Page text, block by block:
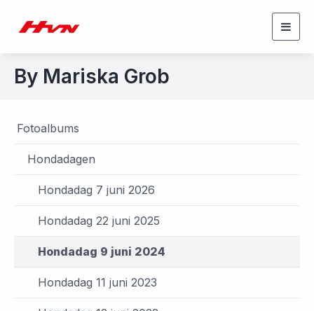
By Mariska Grob
Fotoalbums
Hondadagen
Hondadag 7 juni 2026
Hondadag 22 juni 2025
Hondadag 9 juni 2024
Hondadag 11 juni 2023